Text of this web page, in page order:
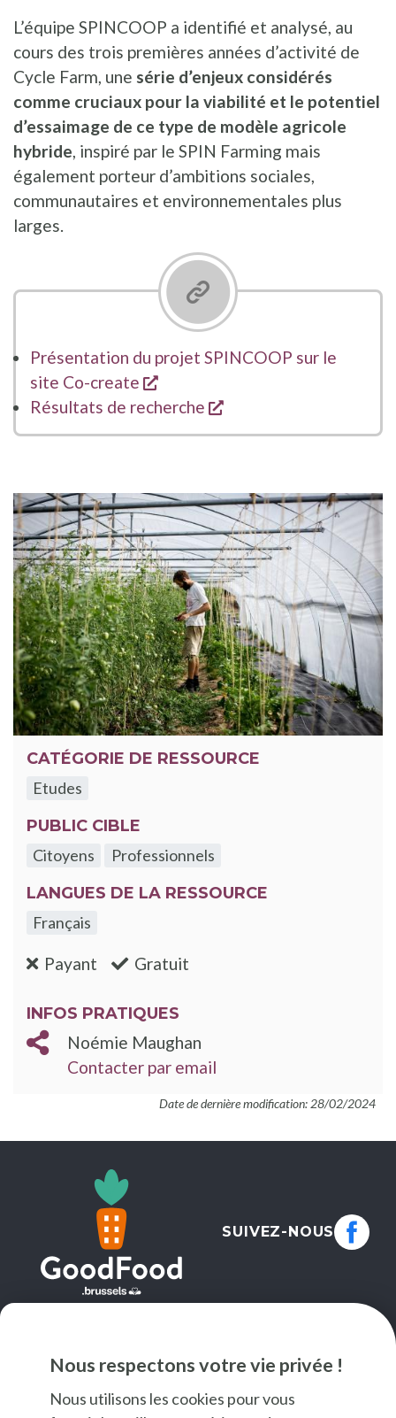
Nous respectons votre vie privée !
Nous utilisons les cookies pour vous
L’équipe SPINCOOP a identifié et analysé, au
cours des trois premières années d’activité de
Cycle Farm, une série d’enjeux considérés
comme cruciaux pour la viabilité et le potentiel
d’essaimage de ce type de modèle agricole
hybride, inspiré par le SPIN Farming mais
également porteur d’ambitions sociales,
communautaires et environnementales plus
larges.
Présentation du projet SPINCOOP sur le
site Co-create
s'ouvre dans une nouvelle
Résultats de recherche
s'ouvre dans une
CATÉGORIE DE RESSOURCE
Etudes
PUBLIC CIBLE
Citoyens
Professionnels
LANGUES DE LA RESSOURCE
Français
Payant :non Gratuit
INFOS PRATIQUES
Noémie Maughan
Contacter par email
Date de dernière modification: 28/02/2024
SUIVEZ-NOUS